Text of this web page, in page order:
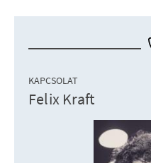
KAPCSOLAT
Felix Kraft